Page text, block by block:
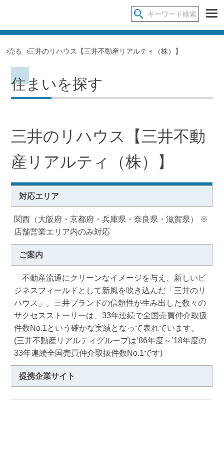
売る 三井のリハウス【三井不動産リアルティ（株）】
住まいを探す
三井のリハウス【三井不動
産リアルティ（株）】
対応エリア
関西（大阪府・京都府・兵庫県・奈良県・滋賀県） ※
店舗営業エリア内のみ対応
ご案内
不動産流通にクリーンなイメージを与え、新しいビ
ジネスフィールドとして新風を吹き込んだ「三井のリ
ハウス」。三井ブランドの信頼性が生み出した数々の
サクセスストーリーは、33年連続で全国売買仲介取扱
件数No.1という確かな実績となって表れています。
(三井不動産リアルティグループは’86年度～’18年度の
33年連続全国売買仲介取扱件数No.1です)
提携企業サイト